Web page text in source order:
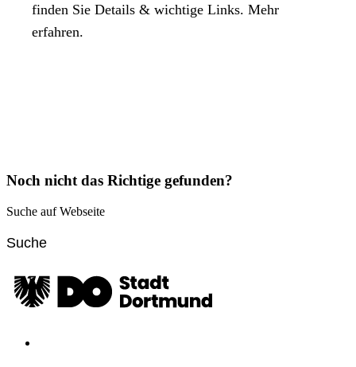
finden Sie Details & wichtige Links. Mehr
erfahren.
Noch nicht das Richtige gefunden?
Suche auf Webseite